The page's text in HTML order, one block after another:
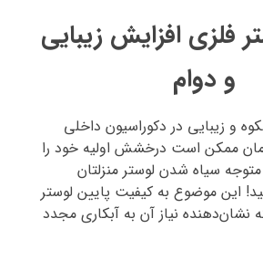
فلزی افزایش زیبایی
و دوام
و زیبایی در دکوراسیون داخلی
ممکن است درخشش اولیه خود را
سیاه شدن لوستر منزلتان
این موضوع به کیفیت پایین لوستر
نشان‌دهنده نیاز آن به آبکاری مجدد